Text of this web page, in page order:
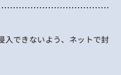
入できないよう、ネットで封